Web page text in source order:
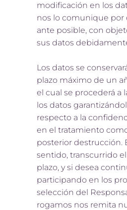
modificación en los
nos lo comunique por
ante posible, con
sus datos
Los datos se
plazo máximo de un
el cual se procederá a
los datos
respecto a la
en el tratamiento
posterior destrucción.
sentido, transcurrido
plazo, y si desea
participando en los
selección del
rogamos nos remita